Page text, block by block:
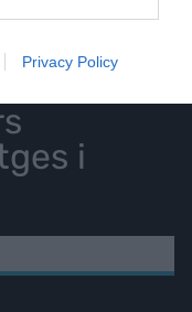
Privacy Policy
i